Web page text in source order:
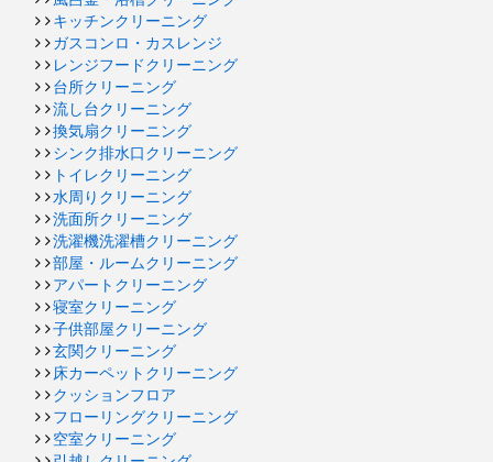
キッチンクリーニング
ガスコンロ・カスレンジ
レンジフードクリーニング
台所クリーニング
流し台クリーニング
換気扇クリーニング
シンク排水口クリーニング
トイレクリーニング
水周りクリーニング
洗面所クリーニング
洗濯機洗濯槽クリーニング
部屋・ルームクリーニング
アパートクリーニング
寝室クリーニング
子供部屋クリーニング
玄関クリーニング
床カーペットクリーニング
クッションフロア
フローリングクリーニング
空室クリーニング